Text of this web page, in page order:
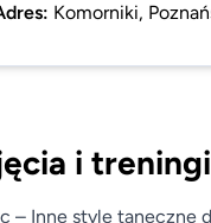
: Komorniki,
i
– Inne style taneczne